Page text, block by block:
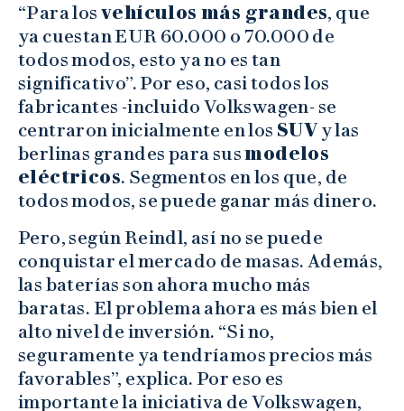
“Para los vehículos más grandes, que
ya cuestan EUR 60.000 o 70.000 de
todos modos, esto ya no es tan
significativo”. Por eso, casi todos los
fabricantes -incluido Volkswagen- se
centraron inicialmente en los SUV y las
berlinas grandes para susmodelos
eléctricos. Segmentos en los que, de
todos modos, se puede ganar más dinero.
Pero, según Reindl, así no se puede
conquistar el mercado de masas. Además,
las baterías son ahora mucho más
baratas. El problema ahora es más bien el
alto nivel de inversión. “Si no,
seguramente ya tendríamos precios más
favorables”, explica. Por eso es
importante la iniciativa de Volkswagen,